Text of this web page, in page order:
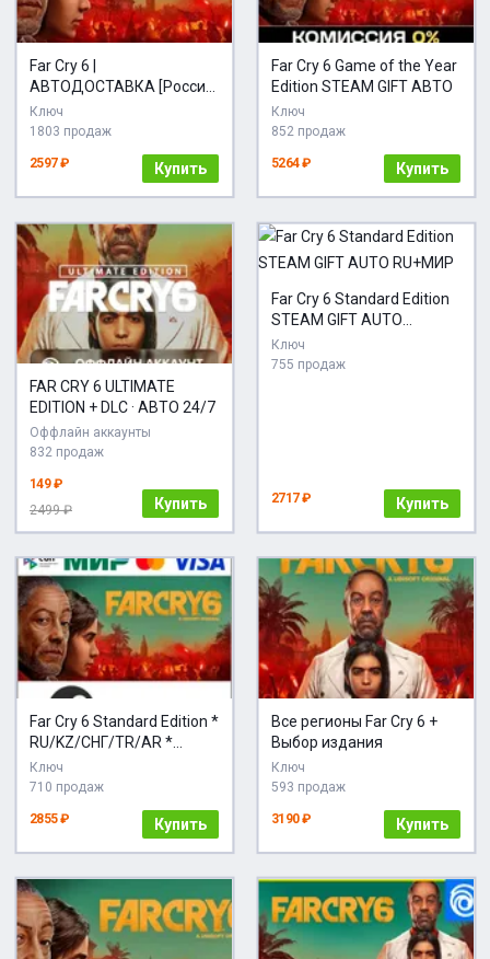
Far Cry 6 |
АВТОДОСТАВКА [Россия
- Steam Gift]
Ключ
1803 продаж
2597 ₽ Купить
Far Cry 6 Game of the Year
Edition STEAM GIFT АВТО
Ключ
852 продаж
5264 ₽ Купить
FAR CRY 6 ULTIMATE
EDITION + DLC · АВТО 24/7
Оффлайн аккаунты
832 продаж
149 ₽
2499 ₽
Купить
Far Cry 6 Standard Edition
STEAM GIFT AUTO
RU+МИР
Ключ
755 продаж
2717 ₽ Купить
Far Cry 6 Standard Edition *
RU/KZ/СНГ/TR/AR *
STEAM
Ключ
710 продаж
2855 ₽ Купить
Все регионы Far Cry 6 +
Выбор издания
Ключ
593 продаж
3190 ₽ Купить